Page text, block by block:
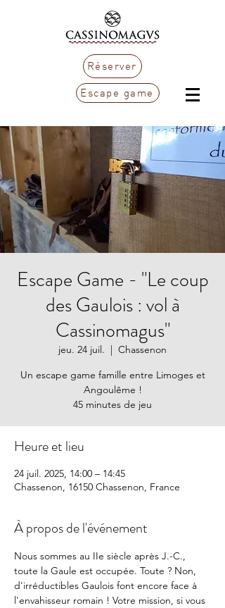
Réserver
Escape game
Escape Game - "Le coup
des Gaulois : vol à
Cassinomagus"
jeu. 24 juil.
  |
Chassenon
Un escape game famille entre Limoges et
Angoulême !
45 minutes de jeu
Heure et lieu
24 juil. 2025, 14:00 – 14:45
Chassenon, 16150 Chassenon, France
À propos de l'événement
Nous sommes au IIe siècle après J.-C.,
toute la Gaule est occupée. Toute ? Non,
d'irréductibles Gaulois font encore face à
l'envahisseur romain ! Votre mission, si vous